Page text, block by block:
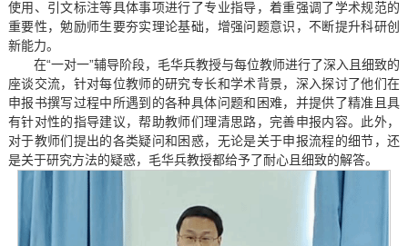
使用、引文标注等具体事项进行了专业指导，着重强调了学术规范的
重要性，勉励师生要夯实理论基础，增强问题意识，不断提升科研创
新能力。
在“一对一”辅导阶段，毛华兵教授与每位教师进行了深入且细致的
座谈交流，针对每位教师的研究专长和学术背景，深入探讨了他们在
申报书撰写过程中所遇到的各种具体问题和困难，并提供了精准且具
有针对性的指导建议，帮助教师们理清思路，完善申报内容。此外，
对于教师们提出的各类疑问和困惑，无论是关于申报流程的细节，还
是关于研究方法的疑惑，毛华兵教授都给予了耐心且细致的解答。